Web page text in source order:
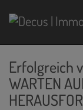
Erfolgreich
WARTEN